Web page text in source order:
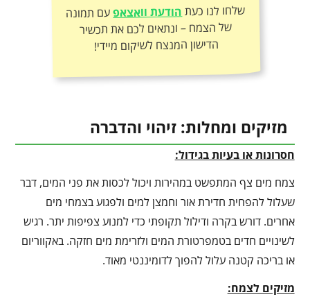
שלחו לנו כעתהודעת וואצאפעם תמונה
של הצמח – ונתאים לכם את תכשיר
הדישון המנצח לשיקום מיידי!
מזיקים ומחלות: זיהוי והדברה
חסרונות או בעיות בגידול:
צמח מים צף המתפשט במהירות ויכול לכסות את פני המים, דבר
שעלול להפחית חדירת אור וחמצן למים ולפגוע בצמחי מים
אחרים. דורש בקרה ודילול תקופתי כדי למנוע צפיפות יתר. רגיש
לשינויים חדים בטמפרטורת המים ולזרימת מים חזקה. באקווריום
או בריכה קטנה עלול להפוך לדומיננטי מאוד.
מזיקים לצמח: